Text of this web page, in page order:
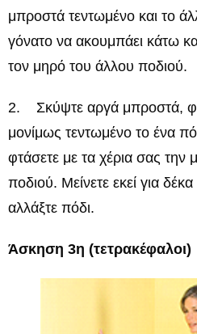
μπροστά τεντωμένο και το
γόνατο να ακουμπάει κάτω
τον μηρό του άλλου ποδιού.
2. Σκύψτε αργά μπροστά,
μονίμως τεντωμένο το ένα
φτάσετε με τα χέρια σας την
ποδιού. Μείνετε εκεί για
αλλάξτε πόδι.
Άσκηση 3η (τετρακέφαλοι)